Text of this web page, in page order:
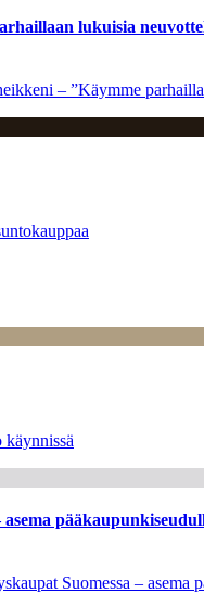
lukuisia
– ”Käymme
Suomessa – asema